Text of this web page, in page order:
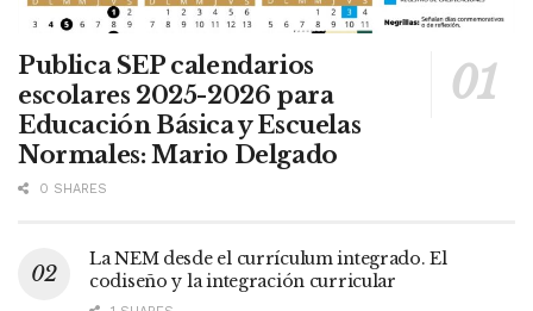
Publica SEP calendarios
escolares 2025-2026 para
Educación Básica y Escuelas
Normales: Mario Delgado
0 SHARES
La NEM desde el currículum integrado. El
codiseño y la integración curricular